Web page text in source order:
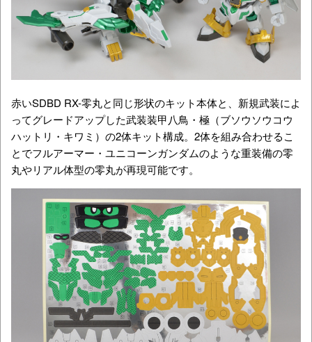
赤いSDBD RX-零丸と同じ形状のキット本体と、新規武装によ
ってグレードアップした武装装甲八鳥・極（ブソウソウコウ
ハットリ・キワミ）の2体キット構成。2体を組み合わせるこ
とでフルアーマー・ユニコーンガンダムのような重装備の零
丸やリアル体型の零丸が再現可能です。